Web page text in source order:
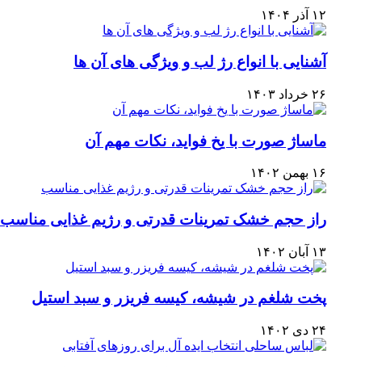
۱۲ آذر ۱۴۰۴
آشنایی با انواع رژ لب و ویژگی های آن ها
۲۶ خرداد ۱۴۰۳
ماساژ صورت با یخ فواید، نکات مهم آن
۱۶ بهمن ۱۴۰۲
راز حجم خشک تمرینات قدرتی و رژیم غذایی مناسب
۱۳ آبان ۱۴۰۲
پخت شلغم در شیشه، کیسه فریزر و سبد استیل
۲۴ دی ۱۴۰۲